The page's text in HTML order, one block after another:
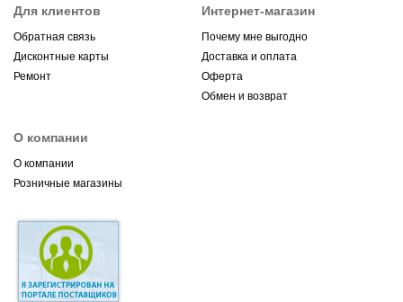
Для клиентов
Обратная связь
Дисконтные карты
Ремонт
Интернет-магазин
Почему мне выгодно
Доставка и оплата
Оферта
Обмен и возврат
О компании
О компании
Розничные магазины